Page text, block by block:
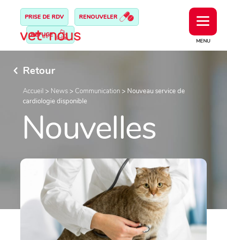
MENU
PRISE DE RDV RENOUVELER
REFUGE
Retour
Accueil > News > Communication > Nouveau service de
cardiologie disponible
Nouvelles